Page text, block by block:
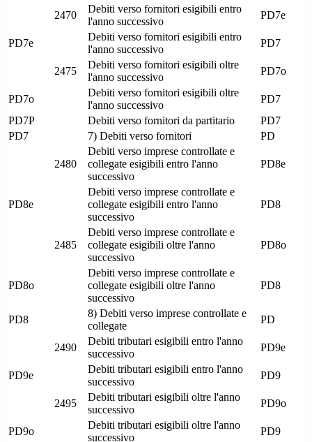
2470
Debiti verso fornitori esigibili entro
l'anno successivo
PD7e
PD7e
Debiti verso fornitori esigibili entro
l'anno successivo
PD7
2475
Debiti verso fornitori esigibili oltre
l'anno successivo
PD7o
PD7o
Debiti verso fornitori esigibili oltre
l'anno successivo
PD7
PD7P
Debiti verso fornitori da partitario
PD7
PD7
7) Debiti verso fornitori PD
2480
Debiti verso imprese controllate e
collegate esigibili entro l'anno
successivo
PD8e
PD8e
Debiti verso imprese controllate e
collegate esigibili entro l'anno
successivo
PD8
2485
Debiti verso imprese controllate e
collegate esigibili oltre l'anno
successivo
PD8o
PD8o
Debiti verso imprese controllate e
collegate esigibili oltre l'anno
successivo
PD8
PD8
8) Debiti verso imprese controllate e
collegate
PD
2490
Debiti tributari esigibili entro l'anno
successivo
PD9e
PD9e
Debiti tributari esigibili entro l'anno
successivo
PD9
2495
Debiti tributari esigibili oltre l'anno
successivo
PD9o
PD9o
Debiti tributari esigibili oltre l'anno
successivo
PD9